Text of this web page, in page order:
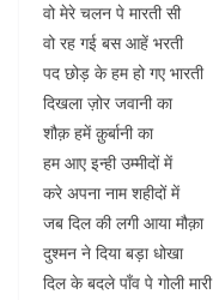
वो मेरे चलन पे मारती सी
वो रह गई बस आहें भरती
पद छोड़ के हम हो गए भारती
दिखला ज़ोर जवानी का
शौक़ हमें क़ुर्बानी का
हम आए इन्ही उम्मीदों में
करे अपना नाम शहीदों में
जब दिल की लगी आया मौक़ा
दुश्मन ने दिया बड़ा धोखा
दिल के बदले पाँव पे गोली मारी